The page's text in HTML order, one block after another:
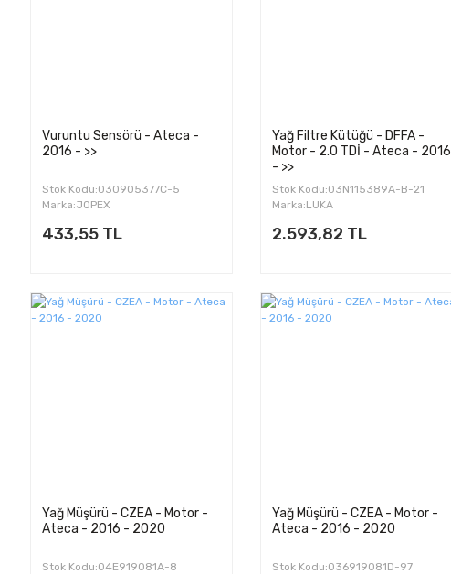
Vuruntu Sensörü - Ateca -
2016 - >>
Stok Kodu:030905377C-5
Marka:JOPEX
433,55 TL
Yağ Filtre Kütüğü - DFFA -
Motor - 2.0 TDİ - Ateca - 2016
- >>
Stok Kodu:03N115389A-B-21
Marka:LUKA
2.593,82 TL
Yağ Müşürü - CZEA - Motor -
Ateca - 2016 - 2020
Stok Kodu:04E919081A-8
Yağ Müşürü - CZEA - Motor -
Ateca - 2016 - 2020
Stok Kodu:036919081D-97